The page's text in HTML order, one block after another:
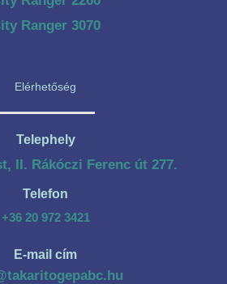
Ranger 3070
Elérhetőség
Telephely
II. Rákóczi Ferenc út 277.
Telefon
+36 20 972 3421
E-mail cím